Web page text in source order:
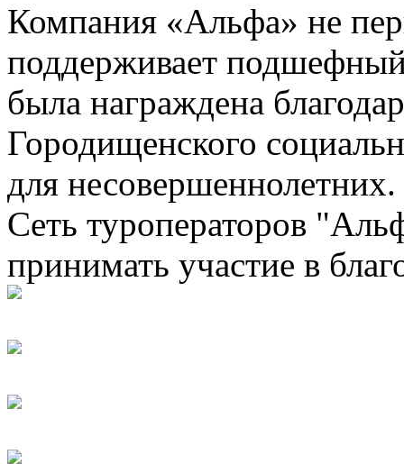
Компания «Альфа» не
поддерживает подшефный
была награждена
Городищенского
для несовершеннолетних.
Сеть туроператоров
принимать участие в